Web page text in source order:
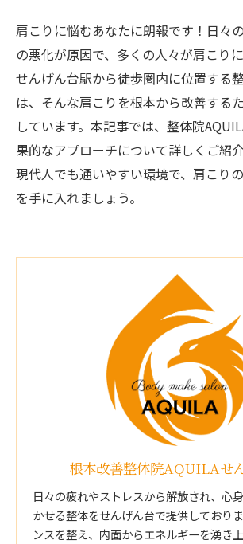
肩こりに悩むあなたに朗報です！日々
の悪化が原因で、多くの人々が肩こりに
せんげん台駅から徒歩圏内に位置する
は、そんな肩こりを根本から改善する
しています。本記事では、整体院
果的なアプローチについて詳しくご紹
現代人でも通いやすい環境で、肩こり
を手に入れましょう。
根本改善整体院AQUILAせ
日々の疲れやストレスから解放され、心
かせる整体をせんげん台で提供しており
ンスを整え、内面からエネルギーを湧き